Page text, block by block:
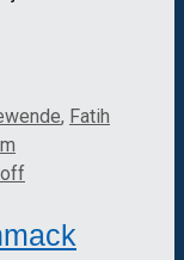
, Fatih